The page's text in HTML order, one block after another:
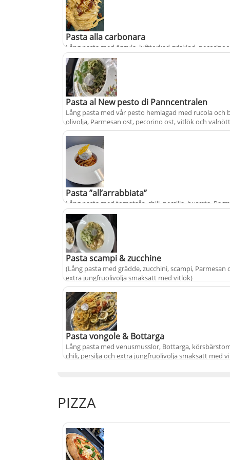
Pasta alla carbonara
Lång pasta med äggula, lufttorkad griskind,
svartpeppar
+ fr.från195 kr
Pasta al New pesto di Panncentralen
Lång pasta med vår pesto hemlagad med rucola och
olivolja, Parmesan ost, pecorino ost, vitlök och
serveras med mozzarella
fr.från
Pasta ”all’arrabbiata”
Lång pasta med tomatsås, chili, persilja, burrata,
och extra jungfruolivolja smaksatt med vitlök
+ fr.från 195 kr
Pasta scampi & zucchine
(Lång pasta med grädde, zucchini, scampi, Parmesan
extra jungfruolivolja smaksatt med vitlök)
+ fr.från215 kr
Pasta vongole & Bottarga
Lång pasta med venusmusslor, Bottarga,
chili, persilja och extra jungfruolivolja smaksatt med
PIZZA